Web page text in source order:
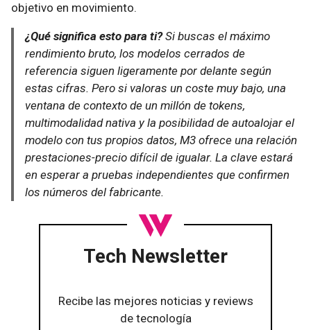
objetivo en movimiento.
¿Qué significa esto para ti?Si buscas el máximo
rendimiento bruto, los modelos cerrados de
referencia siguen ligeramente por delante según
estas cifras. Pero si valoras un coste muy bajo, una
ventana de contexto de un millón de tokens,
multimodalidad nativa y la posibilidad de autoalojar el
modelo con tus propios datos, M3 ofrece una relación
prestaciones-precio difícil de igualar. La clave estará
en esperar a pruebas independientes que confirmen
los números del fabricante.
Tech Newsletter
Recibe las mejores noticias y reviews
de tecnología